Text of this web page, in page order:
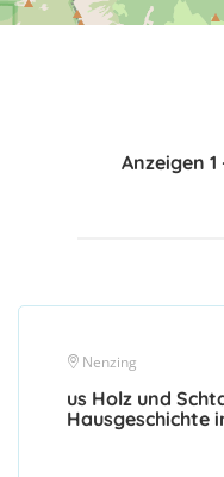
Anzeigen 1
Nenzing
us Holz und
Hausgeschichte